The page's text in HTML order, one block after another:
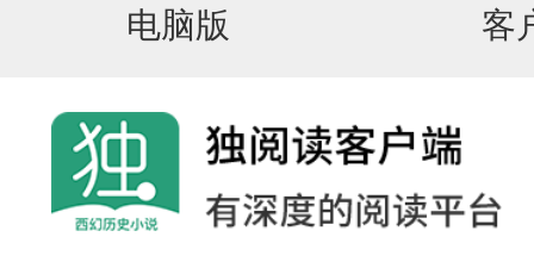
电脑版 客